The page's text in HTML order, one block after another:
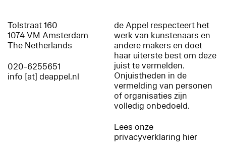
Tolstraat 160
1074 VM Amsterdam
The Netherlands
020-6255651
info [at] deappel.nl
de Appel respecteert het
werk van kunstenaars en
andere makers en doet
haar uiterste best om deze
juist te vermelden.
Onjuistheden in de
vermelding van personen
of organisaties zijn
volledig onbedoeld.
Lees onze
privacyverklaring hier